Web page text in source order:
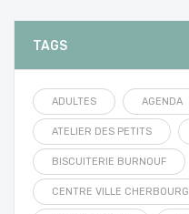
TAGS
ADULTES AGENDA
ATELIER DES PETITS
BISCUITERIE BURNOUF
CENTRE VILLE CHERBOURG